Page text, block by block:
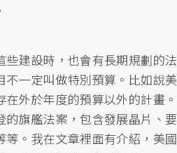
些建設時，也會有長期規劃的法
不一定叫做特別預算。比如說美
在外於年度的預算以外的計畫。
的旗艦法案，包含發展晶片、要
等。我在文章裡面有介紹，美國